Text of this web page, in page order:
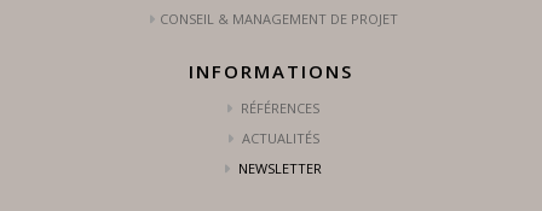
CONSEIL & MANAGEMENT DE PROJET
INFORMATIONS
RÉFÉRENCES
ACTUALITÉS
NEWSLETTER